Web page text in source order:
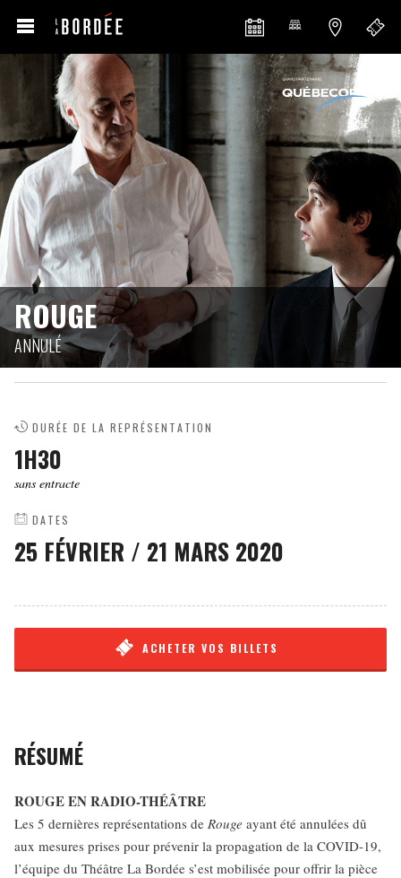
ROUGE
ANNULÉ
DURÉE DE LA REPRÉSENTATION
1H30
sans entracte
DATES
25 FÉVRIER / 21 MARS 2020
ACHETER VOS BILLETS
RÉSUMÉ
ROUGE EN RADIO-THÉÂTRE
Les 5 dernières représentations de Rouge ayant été annulées dû
aux mesures prises pour prévenir la propagation de la COVID-19,
l’équipe du Théâtre La Bordée s’est mobilisée pour offrir la pièce